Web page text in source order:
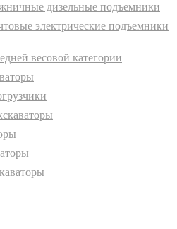
дизельные подъемники
электрические подъемники
весовой категории